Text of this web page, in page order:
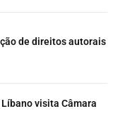
de direitos autorais
visita Câmara